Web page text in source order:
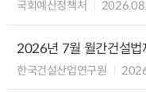
국회예산정책처
2026년 7월 월간건설법
한국건설산업연구원